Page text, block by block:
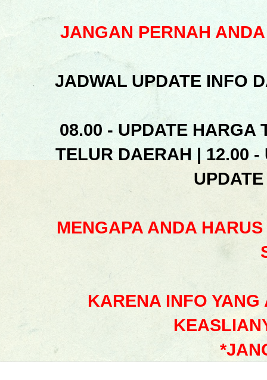
JANGAN PERNAH
JADWAL UPDATE INFO
08.00 - UPDATE HARGA
TELUR DAERAH | 12.00
MENGAPA ANDA
KARENA INFO